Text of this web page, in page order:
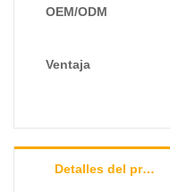
OEM/ODM
Ventaja
Detalles del producto